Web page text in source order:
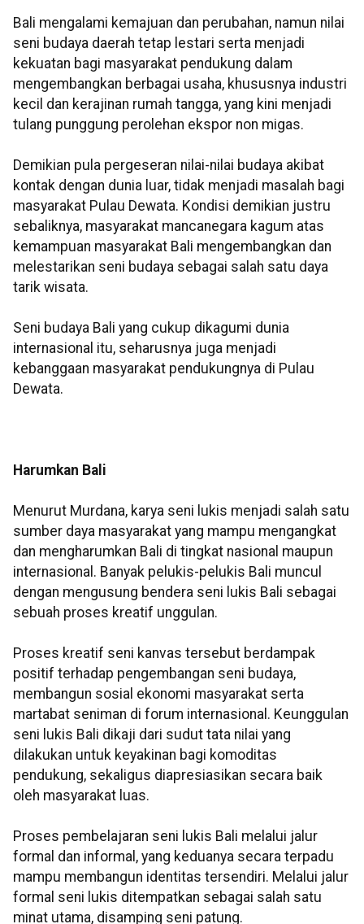
Bali mengalami kemajuan dan perubahan, namun nilai
seni budaya daerah tetap lestari serta menjadi
kekuatan bagi masyarakat pendukung dalam
mengembangkan berbagai usaha, khususnya industri
kecil dan kerajinan rumah tangga, yang kini menjadi
tulang punggung perolehan ekspor non migas.
Demikian pula pergeseran nilai-nilai budaya akibat
kontak dengan dunia luar, tidak menjadi masalah bagi
masyarakat Pulau Dewata. Kondisi demikian justru
sebaliknya, masyarakat mancanegara kagum atas
kemampuan masyarakat Bali mengembangkan dan
melestarikan seni budaya sebagai salah satu daya
tarik wisata.
Seni budaya Bali yang cukup dikagumi dunia
internasional itu, seharusnya juga menjadi
kebanggaan masyarakat pendukungnya di Pulau
Dewata.
Harumkan Bali
Menurut Murdana, karya seni lukis menjadi salah satu
sumber daya masyarakat yang mampu mengangkat
dan mengharumkan Bali di tingkat nasional maupun
internasional. Banyak pelukis-pelukis Bali muncul
dengan mengusung bendera seni lukis Bali sebagai
sebuah proses kreatif unggulan.
Proses kreatif seni kanvas tersebut berdampak
positif terhadap pengembangan seni budaya,
membangun sosial ekonomi masyarakat serta
martabat seniman di forum internasional. Keunggulan
seni lukis Bali dikaji dari sudut tata nilai yang
dilakukan untuk keyakinan bagi komoditas
pendukung, sekaligus diapresiasikan secara baik
oleh masyarakat luas.
Proses pembelajaran seni lukis Bali melalui jalur
formal dan informal, yang keduanya secara terpadu
mampu membangun identitas tersendiri. Melalui jalur
formal seni lukis ditempatkan sebagai salah satu
minat utama, disamping seni patung.